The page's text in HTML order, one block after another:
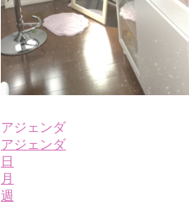
アジェンダ
アジェンダ
日
月
週